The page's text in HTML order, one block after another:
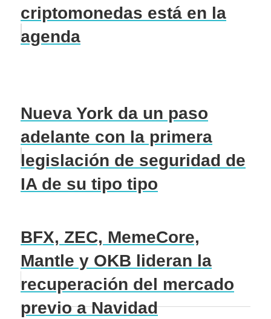
criptomonedas está en la
agenda
Nueva York da un paso
adelante con la primera
legislación de seguridad de
IA de su tipo tipo
BFX, ZEC, MemeCore,
Mantle y OKB lideran la
recuperación del mercado
previo a Navidad